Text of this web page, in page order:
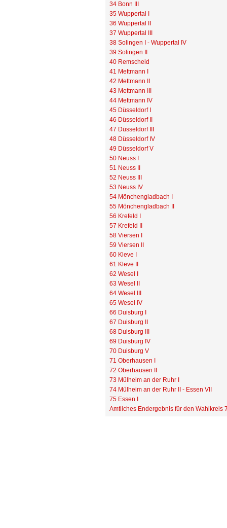
34 Bonn III
35 Wuppertal I
36 Wuppertal II
37 Wuppertal III
38 Solingen I - Wuppertal IV
39 Solingen II
40 Remscheid
41 Mettmann I
42 Mettmann II
43 Mettmann III
44 Mettmann IV
45 Düsseldorf I
46 Düsseldorf II
47 Düsseldorf III
48 Düsseldorf IV
49 Düsseldorf V
50 Neuss I
51 Neuss II
52 Neuss III
53 Neuss IV
54 Mönchengladbach I
55 Mönchengladbach II
56 Krefeld I
57 Krefeld II
58 Viersen I
59 Viersen II
60 Kleve I
61 Kleve II
62 Wesel I
63 Wesel II
64 Wesel III
65 Wesel IV
66 Duisburg I
67 Duisburg II
68 Duisburg III
69 Duisburg IV
70 Duisburg V
71 Oberhausen I
72 Oberhausen II
73 Mülheim an der Ruhr I
74 Mülheim an der Ruhr II - Essen VII
75 Essen I
Amtliches Endergebnis für den Wahlkreis